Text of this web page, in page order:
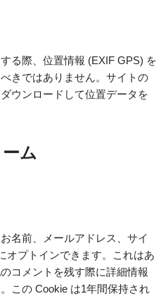
る際、位置情報 (EXIF GPS) を
きではありません。サイトの
ウンロードして位置データを
ム
名前、メールアドレス、サイ
オプトインできます。これはあ
コメントを残す際に詳細情報
この Cookie は1年間保持され